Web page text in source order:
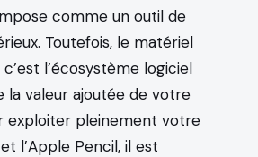
comme un outil de
Toutefois, le matériel
l’écosystème logiciel
la valeur ajoutée de votre
exploiter pleinement votre
l’Apple Pencil, il est